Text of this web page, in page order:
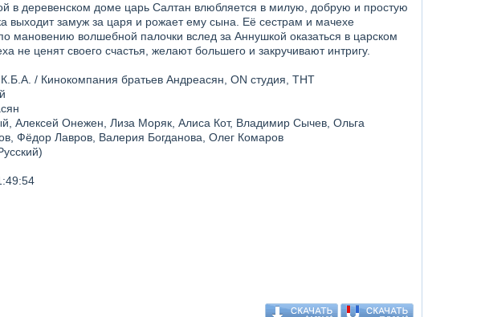
в деревенском доме царь Салтан влюбляется в милую, добрую и простую
выходит замуж за царя и рожает ему сына. Её сестрам и мачехе
мановению волшебной палочки вслед за Аннушкой оказаться в царском
не ценят своего счастья, желают большего и закручивают интригу.
/ Кинокомпания братьев Андреасян, ON студия, ТНТ
Алексей Онежен, Лиза Моряк, Алиса Кот, Владимир Сычев, Ольга
Фёдор Лавров, Валерия Богданова, Олег Комаров